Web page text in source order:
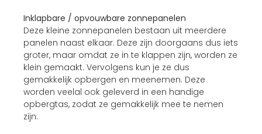
Inklapbare / opvouwbare zonnepanelen
Deze kleine zonnepanelen bestaan uit meerdere
panelen naast elkaar. Deze zijn doorgaans dus iets
groter, maar omdat ze in te klappen zijn, worden ze
klein gemaakt. Vervolgens kun je ze dus
gemakkelijk opbergen en meenemen. Deze
worden veelal ook geleverd in een handige
opbergtas, zodat ze gemakkelijk mee te nemen
zijn.